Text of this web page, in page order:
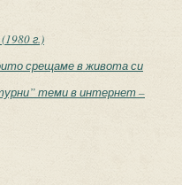
г.)
срещаме в живота си
теми в интернет –